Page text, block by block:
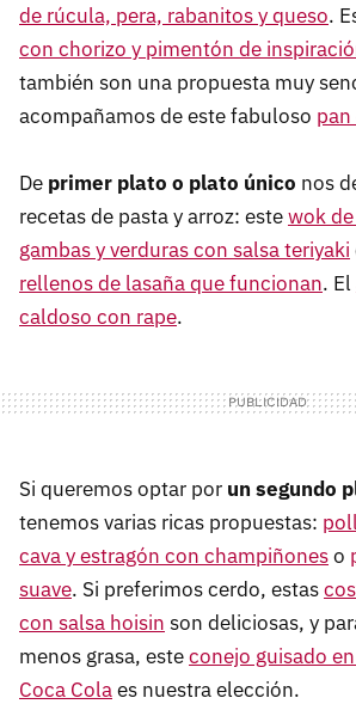
de rúcula, pera, rabanitos y queso.
con chorizo y pimentón de
también son una propuesta muy
acompañamos de este fabuloso pan
De primer plato o plato único nos
recetas de pasta y arroz: estewok
gambas y verduras con salsa teriyaki
rellenos de lasaña que funcionan. El
caldoso con rape.
Si queremos optar por un segundo
tenemos varias ricas propuestas:
cava y estragón con champiñoneso
suave. Si preferimos cerdo, estas
con salsa hoisin son deliciosas, y
menos grasa, esteconejo guisado
Coca Colaes nuestra elección.